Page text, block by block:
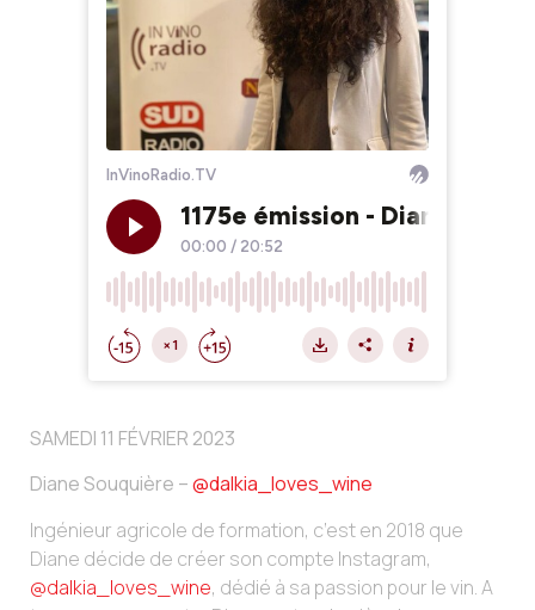
SAMEDI 11 FÉVRIER 2023
Diane Souquière –@dalkia_loves_wine
Ingénieur agricole de formation, c’est en 2018 que
Diane décide de créer son compte Instagram,
@dalkia_loves_wine, dédié à sa passion pour le vin. A